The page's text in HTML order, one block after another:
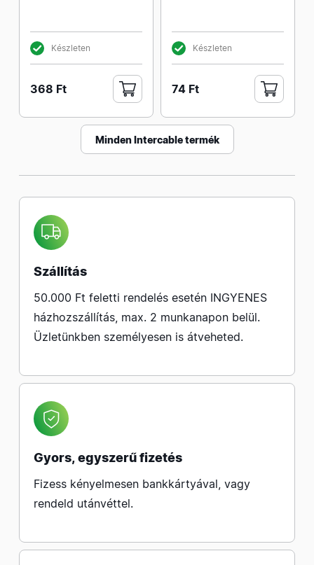
Készleten
368 Ft
Készleten
74 Ft
Minden Intercable termék
Szállítás
50.000 Ft feletti rendelés esetén INGYENES
házhozszállítás, max. 2 munkanapon belül.
Üzletünkben személyesen is átveheted.
Gyors, egyszerű fizetés
Fizess kényelmesen bankkártyával, vagy
rendeld utánvéttel.